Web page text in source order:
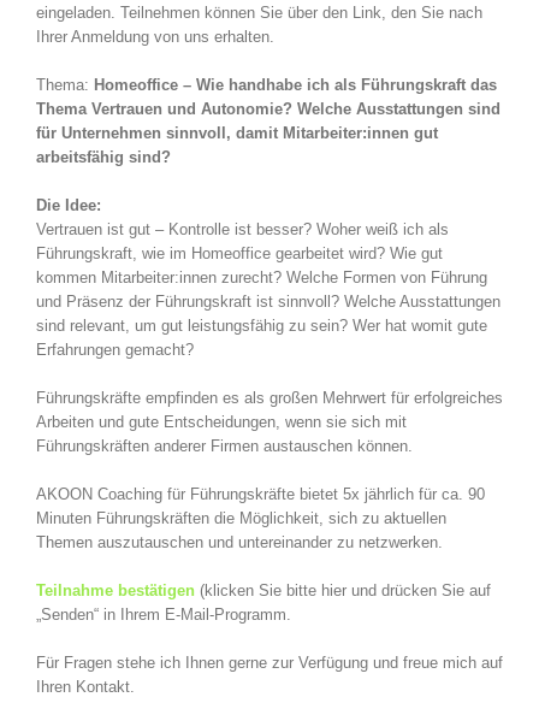
eingeladen. Teilnehmen können Sie über den Link, den Sie nach
Ihrer Anmeldung von uns erhalten.
Thema: Homeoffice – Wie handhabe ich als Führungskraft das
Thema Vertrauen und Autonomie? Welche Ausstattungen sind
für Unternehmen sinnvoll, damit Mitarbeiter:innen gut
arbeitsfähig sind?
Die Idee:
Vertrauen ist gut – Kontrolle ist besser? Woher weiß ich als
Führungskraft, wie im Homeoffice gearbeitet wird? Wie gut
kommen Mitarbeiter:innen zurecht? Welche Formen von Führung
und Präsenz der Führungskraft ist sinnvoll? Welche Ausstattungen
sind relevant, um gut leistungsfähig zu sein? Wer hat womit gute
Erfahrungen gemacht?
Führungskräfte empfinden es als großen Mehrwert für erfolgreiches
Arbeiten und gute Entscheidungen, wenn sie sich mit
Führungskräften anderer Firmen austauschen können.
AKOON Coaching für Führungskräfte bietet 5x jährlich für ca. 90
Minuten Führungskräften die Möglichkeit, sich zu aktuellen
Themen auszutauschen und untereinander zu netzwerken.
Teilnahme bestätigen (klicken Sie bitte hier und drücken Sie auf
„Senden“ in Ihrem E-Mail-Programm.
Für Fragen stehe ich Ihnen gerne zur Verfügung und freue mich auf
Ihren Kontakt.